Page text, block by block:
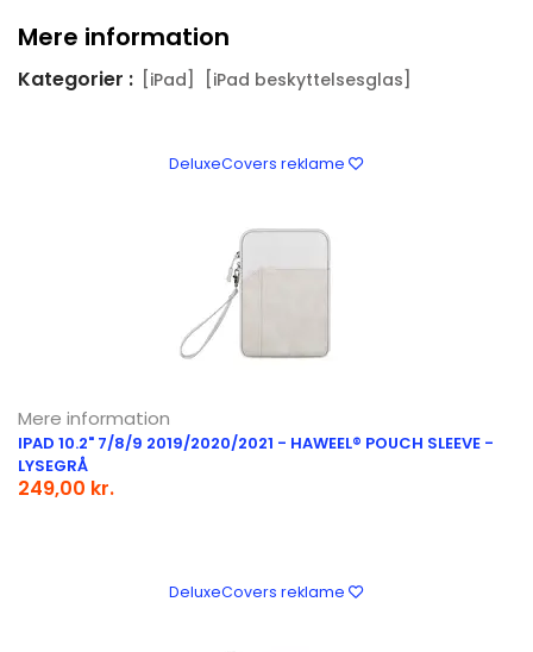
Mere information
Kategorier : [iPad] [iPad beskyttelsesglas]
DeluxeCovers reklame
Mere information
IPAD 10.2" 7/8/9 2019/2020/2021 - HAWEEL® POUCH SLEEVE -
LYSEGRÅ
249,00 kr.
DeluxeCovers reklame